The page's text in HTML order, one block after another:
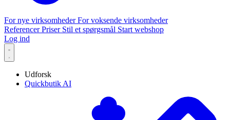
For nye virksomhederFor voksende virksomheder
ReferencerPriser Stil et spørgsmål Start webshop
Log ind
Udforsk
Quickbutik AI